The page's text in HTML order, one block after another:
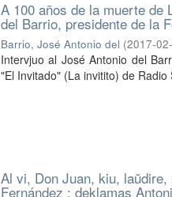
A 100 años de la muerte de
del Barrio, presidente de la
Barrio, José Antonio del (2017-
Intervjuo al José Antonio del
"El Invitado" (La invitito) de Radio
Al vi, Don Juan, kiu,
Fernández ; deklamas